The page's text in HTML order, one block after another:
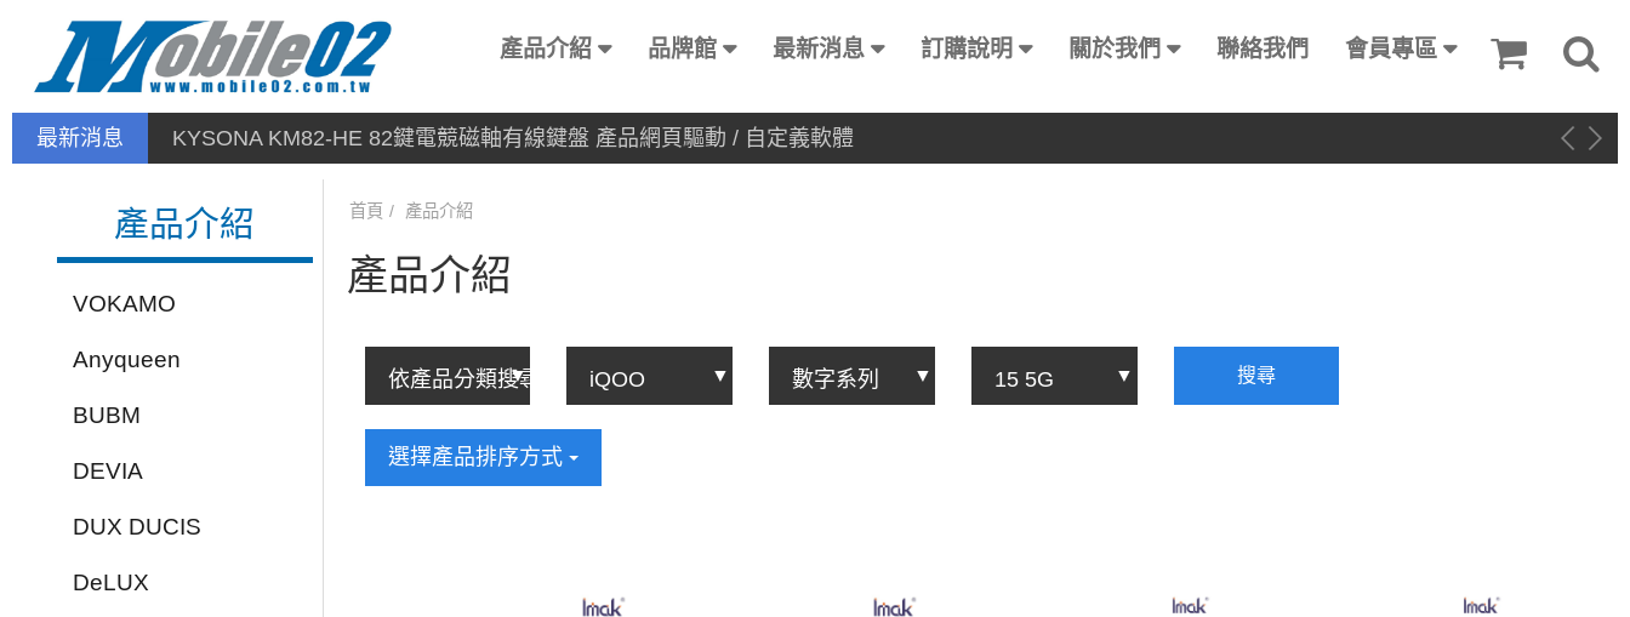
產品介紹 品牌館 最新消息 訂購說明 關於我們 聯絡我們 會員專區
最新消息 KYSONA KM82-HE 82鍵電競磁軸有線鍵盤 產品網頁驅動 / 自定義軟體
產品介紹
VOKAMO
Anyqueen
BUBM
DEVIA
DUX DUCIS
DeLUX
首頁 產品介紹
產品介紹
搜尋
選擇產品排序方式